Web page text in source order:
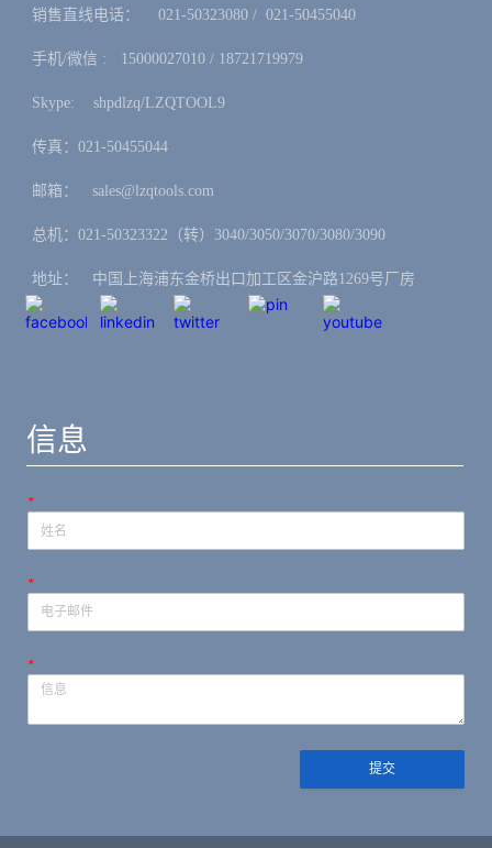
销售直线电话：ㅤ 021-50323080 / 021-50455040
手机/微信 :ㅤ15000027010 / 18721719979
Skype: ㅤshpdlzq/LZQTOOL9
传真：021-50455044
邮箱：ㅤsales@lzqtools.com
总机：021-50323322（转）3040/3050/3070/3080/3090
地址：ㅤ中国上海浦东金桥出口加工区金沪路1269号厂房
信息
*
*
*
提交